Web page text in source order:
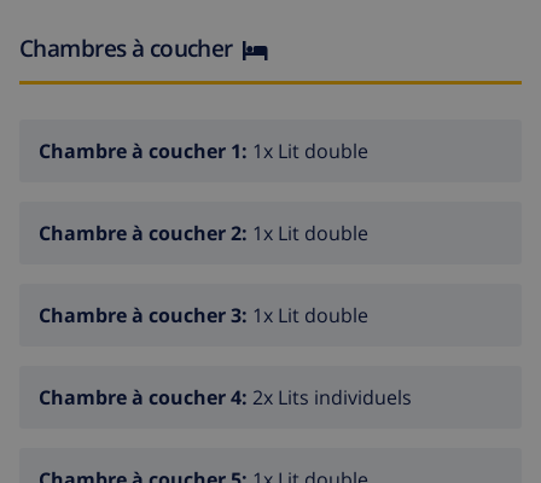
sèche-cheveux. Internet (Connexion WIFI, gratuit).
Garage sur le terrain (1 Voiture). Veuillez noter: maison
Chambres à coucher
Chambre à coucher 1: 1x Lit double
Chambre à coucher 2: 1x Lit double
Chambre à coucher 3: 1x Lit double
Chambre à coucher 4: 2x Lits individuels